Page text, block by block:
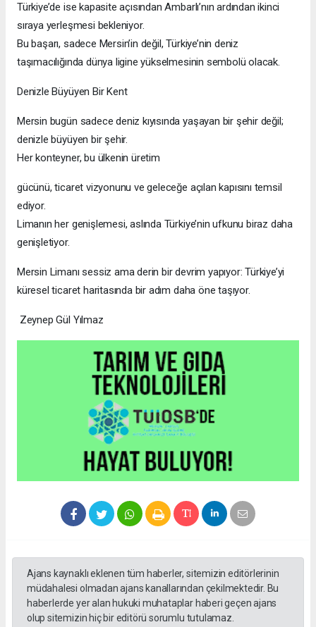
Türkiye’de ise kapasite açısından Ambarlı’nın ardından ikinci
sıraya yerleşmesi bekleniyor.
Bu başarı, sadece Mersin’in değil, Türkiye’nin deniz
taşımacılığında dünya ligine yükselmesinin sembolü olacak.
Denizle Büyüyen Bir Kent
Mersin bugün sadece deniz kıyısında yaşayan bir şehir değil;
denizle büyüyen bir şehir.
Her konteyner, bu ülkenin üretim
gücünü, ticaret vizyonunu ve geleceğe açılan kapısını temsil
ediyor.
Limanın her genişlemesi, aslında Türkiye’nin ufkunu biraz daha
genişletiyor.
Mersin Limanı sessiz ama derin bir devrim yapıyor: Türkiye’yi
küresel ticaret haritasında bir adım daha öne taşıyor.
Zeynep Gül Yılmaz
Ajans kaynaklı eklenen tüm haberler, sitemizin editörlerinin
müdahalesi olmadan ajans kanallarından çekilmektedir. Bu
haberlerde yer alan hukuki muhataplar haberi geçen ajans
olup sitemizin hiç bir editörü sorumlu tutulamaz.